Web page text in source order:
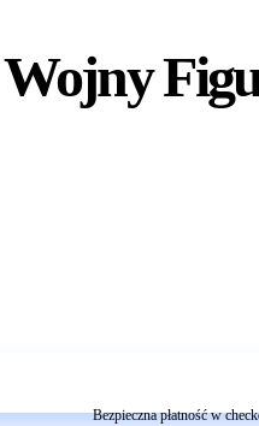
Bezpieczna płatność w